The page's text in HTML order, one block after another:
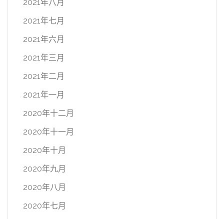
2021年八月
2021年七月
2021年六月
2021年三月
2021年二月
2021年一月
2020年十二月
2020年十一月
2020年十月
2020年九月
2020年八月
2020年七月